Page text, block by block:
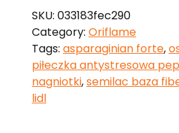
SKU: 033183fec290
Category: Oriflame
Tags: asparaginian forte,
piłeczka antystresowa
nagniotki,semilac baza
lidl